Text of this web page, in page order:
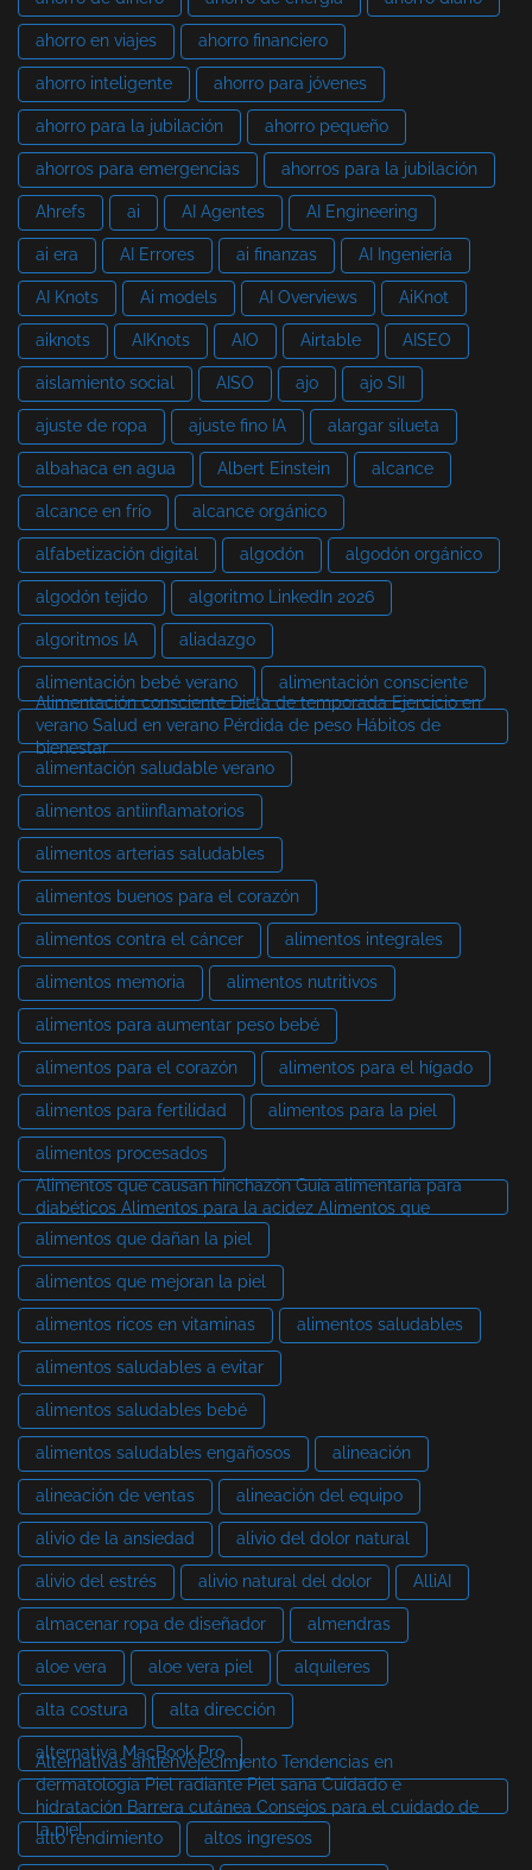
ahorro en viajes ahorro financiero
ahorro inteligente ahorro para jóvenes
ahorro para la jubilación ahorro pequeño
ahorros para emergencias ahorros para la jubilación
Ahrefs ai AI Agentes AI Engineering
ai era AI Errores ai finanzas AI Ingeniería
AI Knots Ai models AI Overviews AiKnot
aiknots AIKnots AIO Airtable AISEO
aislamiento social AISO ajo ajo SII
ajuste de ropa ajuste fino IA alargar silueta
albahaca en agua Albert Einstein alcance
alcance en frío alcance orgánico
alfabetización digital algodón algodón orgánico
algodón tejido algoritmo LinkedIn 2026
algoritmos IA aliadazgo
alimentación bebé verano
alimentación consciente
Alimentación consciente Dieta de temporada Ejercicio en
verano Salud en verano Pérdida de peso Hábitos de
bienestar
alimentación saludable verano
alimentos antiinflamatorios
alimentos arterias saludables
alimentos buenos para el corazón
alimentos contra el cáncer alimentos integrales
alimentos memoria alimentos nutritivos
alimentos para aumentar peso bebé
alimentos para el corazón alimentos para el hígado
alimentos para fertilidad alimentos para la piel
alimentos procesados
Alimentos que causan hinchazón Guía alimentaria para
diabéticos Alimentos para la acidez Alimentos que
alimentos que dañan la piel
alimentos que mejoran la piel
alimentos ricos en vitaminas alimentos saludables
alimentos saludables a evitar
alimentos saludables bebé
alimentos saludables engañosos alineación
alineación de ventas alineación del equipo
alivio de la ansiedad alivio del dolor natural
alivio del estrés alivio natural del dolor AlliAI
almacenar ropa de diseñador almendras
aloe vera aloe vera piel alquileres
alta costura alta dirección
alternativa MacBook Pro
Alternativas antienvejecimiento Tendencias en
dermatología Piel radiante Piel sana Cuidado e
hidratación Barrera cutánea Consejos para el cuidado de
la piel
alto rendimiento altos ingresos